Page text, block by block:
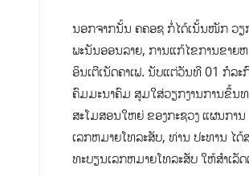
ນອກຈາກນັ້ນ ຄຄອຊ ກໍ່ໄດ້ເນັ້ນໜັກ ວຽກ
ພະນັນອອນລາຍ, ການແກ້ໄຂການຂາຍ
ອິນເຕີເນັດຄາເຟ. ນັບແຕ່ວັນທີ 01 ກໍລ
ຄົມມະນາຄົມ ສູມໃສ່ວຽກງານການຂຶ້ນ
ສະໂມສອນໃຫຍ່ ຂອງກະຊວງ ແຜນກາ
ເລກຫມາຍໂທລະສັບ, ທ່ານ ປະທານ ໄດ້
ທະບຽນເລກຫມາຍໂທລະສັບ ໃຫ້ສໍາເລັ